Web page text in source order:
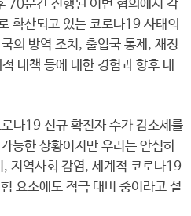
70분간 진행된 이번 협의에서 각
확산되고 있는 코로나19 사태의
의 방역 조치, 출입국 통제, 재정
대책 등에 대한 경험과 향후 대
나19 신규 확진자 수가 감소세를
능한 상황이지만 우리는 안심하
지역사회 감염, 세계적 코로나19
요소에도 적극 대비 중이라고 설